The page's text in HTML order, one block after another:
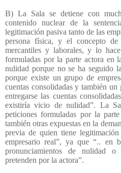
B) La Sala se detiene con
contenido nuclear de la
legitimación pasiva tanto de las
persona física, y el concepto de
mercantiles y laborales, y lo
formuladas por la parte actora en
nulidad porque no se ha seguido
porque existe un grupo de
cuentas consolidadas y también
entregarse las cuentas
existiría vicio de nulidad”. La
peticiones formuladas por la
también otras expuestas en la
previa de quien tiene
empresario real”, ya que “.. en
pronunciamientos de nulidad
pretenden por la actora”.